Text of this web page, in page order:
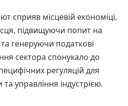
сприяв місцевій економіці,
підвищуючи попит на
генеруючи податкові
сектора спонукало до
регуляцій для
управління індустрією.